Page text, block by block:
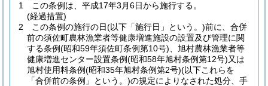
1
この条例は、平成17年3月6日から施行する。
(経過措置)
2
この条例の施行の日(以下「施行日」という。)前に、合併
前の須佐町農林漁業者等健康増進施設の設置及び管理に関
する条例(昭和59年須佐町条例第10号) 、旭村農林漁業者等
健康増進センター設置条例(昭和58年旭村条例第12号)又は
旭村使用料条例(昭和35年旭村条例第2号)(以下これらを
「合併前の条例」という。)の規定によりなされた処分、手